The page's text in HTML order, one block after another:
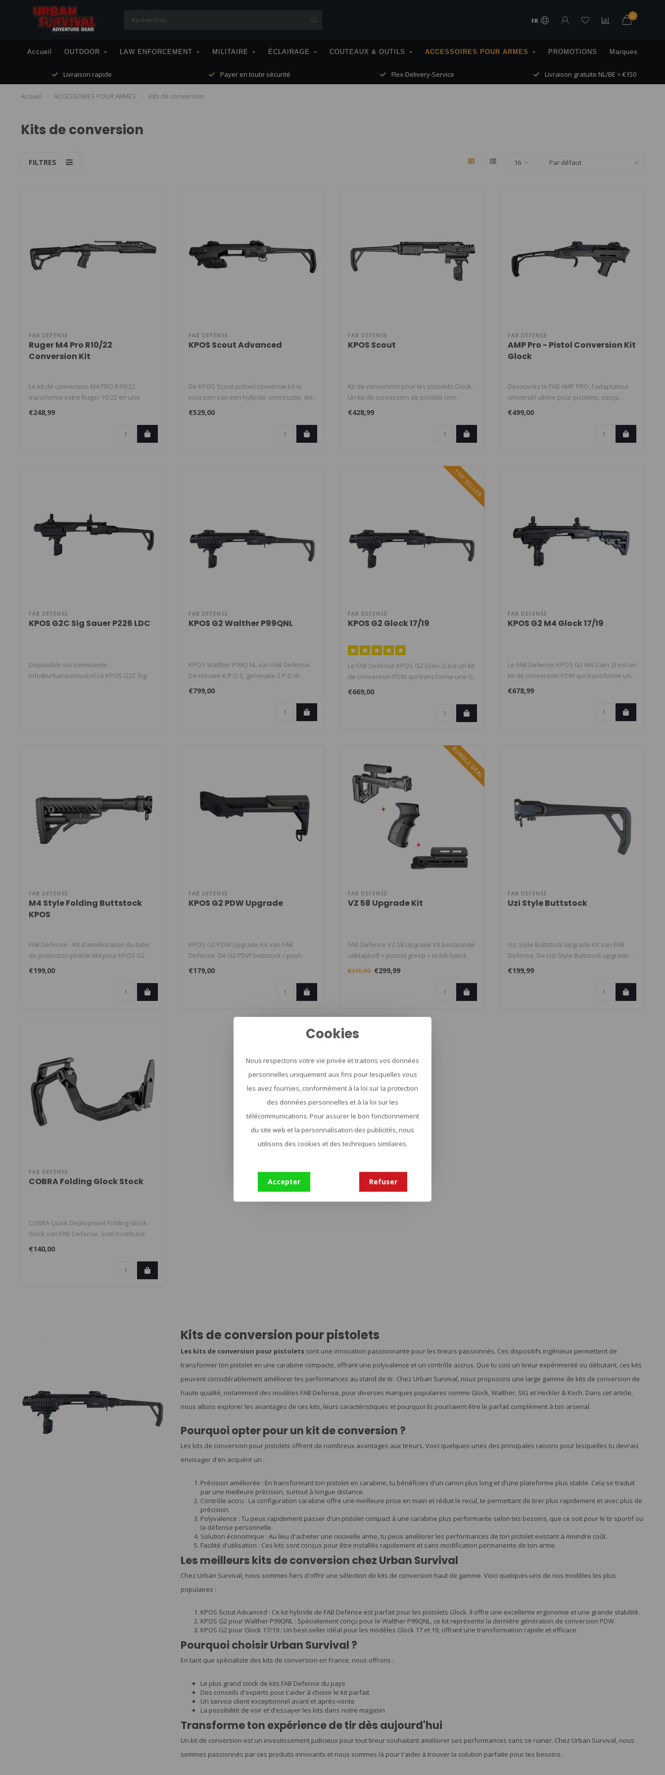
FR
0
Accueil OUTDOOR LAW ENFORCEMENT MILITAIRE ÉCLAIRAGE COUTEAUX & OUTILS ACCESSOIRES POUR ARMES PROMOTIONS Marques
Livraison rapide Payer en toute sécurité Flex-Delivery-Service Livraison gratuite NL/BE > €150
Accueil ACCESSOIRES POUR ARMES Kits de conversion
Kits de conversion
FILTRES
FAB DEFENSE
Ruger M4 Pro R10/22
Conversion Kit
Le kit de conversion M4 PRO R10/22
transforme votre Ruger 10/22 en une
€248,99
FAB DEFENSE
KPOS Scout Advanced
De KPOS Scout pistool conversie kit is
voorzien van een hybride constructie, die..
€529,00
FAB DEFENSE
KPOS Scout
Kit de conversion pour les pistolets Glock.
Un kit de conversion de pistolet com..
€428,99
FAB DEFENSE
AMP Pro - Pistol Conversion Kit
Glock
Découvrez le FAB AMP PRO, l'adaptateur
universel ultime pour pistolets, conçu ..
€499,00
FAB DEFENSE
KPOS G2C Sig Sauer P226 LDC
Disponible sur commande ;
info@urbansurvival.nl Le KPOS G2C Sig
FAB DEFENSE
KPOS G2 Walther P99QNL
KPOS Walther P99Q NL van FAB Defense.
De nieuwe K.P.O.S. generatie 2 P.D.W.
Conv..
€799,00
TOP SELLER
FAB DEFENSE
KPOS G2 Glock 17/19
Le FAB Defense KPOS G2 (Gen 2) est un kit
de conversion PDW qui transforme une G..
€669,00
FAB DEFENSE
KPOS G2 M4 Glock 17/19
Le FAB Defense KPOS G2 M4 (Gen 2) est un
kit de conversion PDW qui transforme un..
€678,99
FAB DEFENSE
M4 Style Folding Buttstock
KPOS
FAB Defense - Kit d'amélioration du tube
de protection pliable M4 pour KPOS G2 ..
€199,00
FAB DEFENSE
KPOS G2 PDW Upgrade
KPOS G2 PDW Upgrade Kit van FAB
Defense. De G2 PDW buttstock / push
€179,00
BUNDLE DEAL
FAB DEFENSE
VZ 58 Upgrade Kit
FAB Defence VZ 58 Upgrade Kit bestaande
uitklapkolf + pistool greep + m-lok hand..
€315,99 €299,99
FAB DEFENSE
Uzi Style Buttstock
Uzi Style Buttstock Upgrade Kit van FAB
Defense. De Uzi Style Buttstock upgrade ..
€199,99
FAB DEFENSE
COBRA Folding Glock Stock
COBRA Quick Deployment Folding Glock
Stock van FAB Defense. Snel inzetbare
ovou..
€140,00
Kits de conversion pour pistolets
Les kits de conversion pour pistoletssont une innovation passionnante pour les tireurs passionnés. Ces dispositifs ingénieux permettent de
transformer ton pistolet en une carabine compacte, offrant une polyvalence et un contrôle accrus. Que tu sois un tireur expérimenté ou débutant, ces kits
peuvent considérablement améliorer tes performances au stand de tir. Chez Urban Survival, nous proposons une large gamme de kits de conversion de
haute qualité, notamment des modèles FAB Defense, pour diverses marques populaires comme Glock, Walther, SIG et Heckler & Koch. Dans cet article,
nous allons explorer les avantages de ces kits, leurs caractéristiques et pourquoi ils pourraient être le parfait complément à ton arsenal.
Pourquoi opter pour un kit de conversion ?
Les kits de conversion pour pistolets offrent de nombreux avantages aux tireurs. Voici quelques-unes des principales raisons pour lesquelles tu devrais
envisager d'en acquérir un :
Précision améliorée : En transformant ton pistolet en carabine, tu bénéficies d'un canon plus long et d'une plateforme plus stable. Cela se traduit
par une meilleure précision, surtout à longue distance.
Contrôle accru : La configuration carabine offre une meilleure prise en main et réduit le recul, te permettant de tirer plus rapidement et avec plus de
précision.
Polyvalence : Tu peux rapidement passer d'un pistolet compact à une carabine plus performante selon tes besoins, que ce soit pour le tir sportif ou
la défense personnelle.
Solution économique : Au lieu d'acheter une nouvelle arme, tu peux améliorer les performances de ton pistolet existant à moindre coût.
Facilité d'utilisation : Ces kits sont conçus pour être installés rapidement et sans modification permanente de ton arme.
Les meilleurs kits de conversion chez Urban Survival
Chez Urban Survival, nous sommes fiers d'offrir une sélection de kits de conversion haut de gamme. Voici quelques-uns de nos modèles les plus
populaires :
KPOS Scout Advanced : Ce kit hybride de FAB Defense est parfait pour les pistolets Glock. Il offre une excellente ergonomie et une grande stabilité.
KPOS G2 pour Walther P99QNL : Spécialement conçu pour le Walther P99QNL, ce kit représente la dernière génération de conversion PDW.
KPOS G2 pour Glock 17/19 : Un best-seller idéal pour les modèles Glock 17 et 19, offrant une transformation rapide et efficace.
Pourquoi choisir Urban Survival ?
En tant que spécialiste des kits de conversion en France, nous offrons :
Le plus grand stock de kits FAB Defense du pays
Des conseils d'experts pour t'aider à choisir le kit parfait
Un service client exceptionnel avant et après-vente
La possibilité de voir et d'essayer les kits dans notre magasin
Transforme ton expérience de tir dès aujourd'hui
Un kit de conversion est un investissement judicieux pour tout tireur souhaitant améliorer ses performances sans se ruiner. Chez Urban Survival, nous
sommes passionnés par ces produits innovants et nous sommes là pour t'aider à trouver la solution parfaite pour tes besoins.
Cookies
Nous respectons votre vie privée et traitons vos données
personnelles uniquement aux fins pour lesquelles vous
les avez fournies, conformément à la loi sur la protection
des données personnelles et à la loi sur les
télécommunications. Pour assurer le bon fonctionnement
du site web et la personnalisation des publicités, nous
utilisons des cookies et des techniques similaires.
Accepter Refuser